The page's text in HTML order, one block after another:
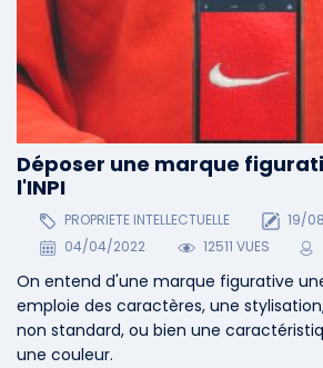
Déposer une marque
l'INPI
PROPRIETE INTELLECTUELLE
19/
04/04/2022
12511 VUES
On entend d'une marque figurative
emploie des caractères, une
non standard, ou bien une
une couleur.